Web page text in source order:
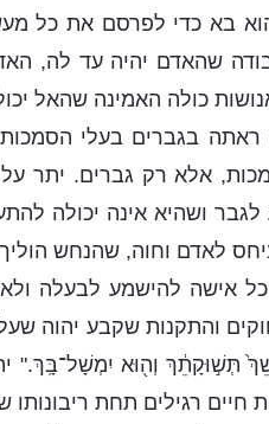
בא כדי לפרסם את כל
שהאדם יהיה עד לה,
כולה האמינה שהאל
ראתה בגברים בעלי
אלא רק גברים. יתר
ושהיא אינה יכולה
לאדם וחוה, שהנחש
אישה להישמע לבעלה
והתקנות שקבע יהוה
תְּשׁ֣וּקָתֵ֔ךְ וְה֖וּא יִמְשָׁל־בָּֽךְ."
חיים רגילים תחת